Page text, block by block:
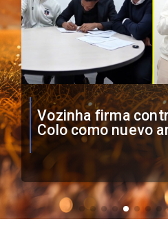
O'Higgins cae por
Boca Juniors en
Sudamericana